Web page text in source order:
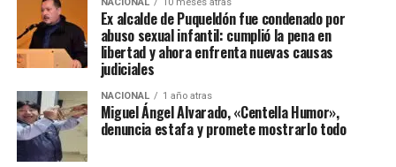
NACIONAL 10 meses atras
Ex alcalde de Puqueldón fue condenado por
abuso sexual infantil: cumplió la pena en
libertad y ahora enfrenta nuevas causas
judiciales
NACIONAL 1 año atras
Miguel Ángel Alvarado, «Centella Humor»,
denuncia estafa y promete mostrarlo todo